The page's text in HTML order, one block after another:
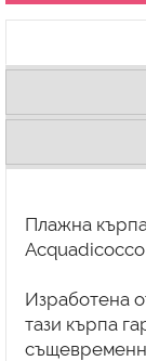
Плажна
Acquadicocco
Изработена
тази кърпа